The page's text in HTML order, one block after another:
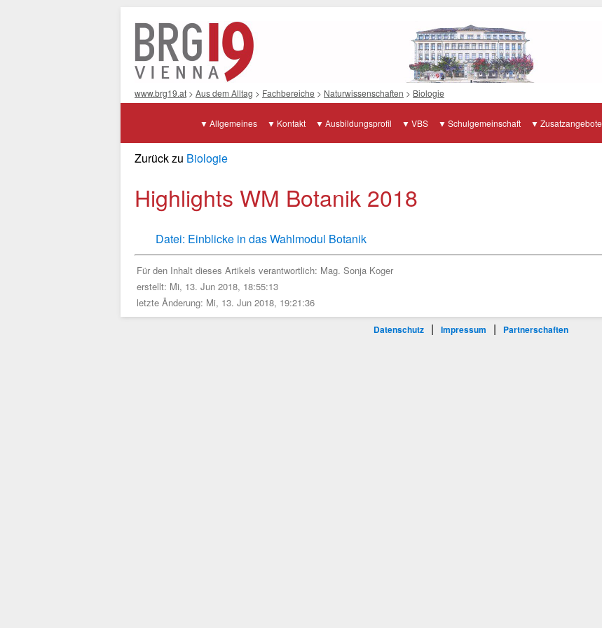
www.brg19.at > Aus dem Alltag > Fachbereiche > Naturwissenschaften > Biologie
Allgemeines Kontakt Ausbildungsprofil VBS Schulgemeinschaft Zusatzangebote
Zurück zu Biologie
Highlights WM Botanik 2018
Datei: Einblicke in das Wahlmodul Botanik
Für den Inhalt dieses Artikels verantwortlich: Mag. Sonja Koger
erstellt: Mi, 13. Jun 2018, 18:55:13
letzte Änderung: Mi, 13. Jun 2018, 19:21:36
Datenschutz | Impressum | Partnerschaften